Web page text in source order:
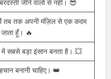
है, क्योंकि मैं जो करता हूँ, वो मेरा
😏
हार से और भी ज्यादा ताकतवर बन
💥
जीने वालों से नहीं। 😎